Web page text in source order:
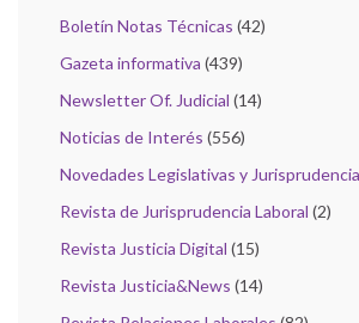
Boletín Notas Técnicas (42)
Gazeta informativa (439)
Newsletter Of. Judicial (14)
Noticias de Interés (556)
Novedades Legislativas y
Revista de Jurisprudencia Laboral (2)
Revista Justicia Digital (15)
Revista Justicia&News (14)